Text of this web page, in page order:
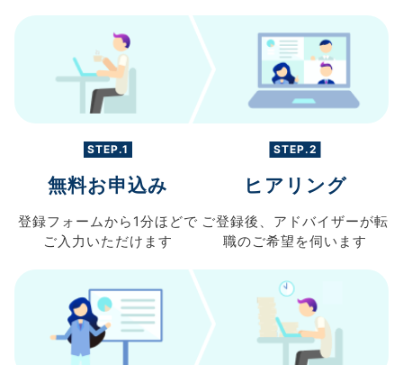
STEP.1
無料お申込み
登録フォームから 1分ほどで
ご入力 いただけます
STEP.2
ヒアリング
ご登録後、 アドバイザーが転
職のご希望を伺います